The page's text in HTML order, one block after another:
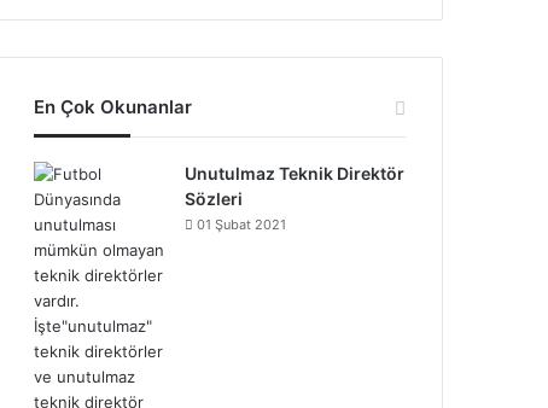
En Çok Okunanlar
Unutulmaz Teknik Direktör
Sözleri
01 Şubat 2021